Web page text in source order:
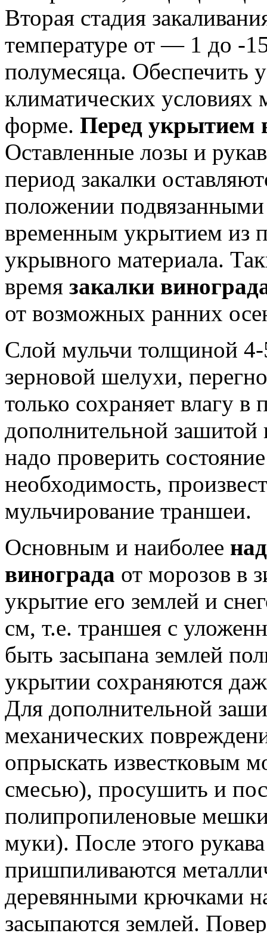
Вторая стадия
температуре от — 1 до -
полумесяца. Обеспечить
климатических
форме. Перед укрытием
Оставленные лозы и
период закалки
положении
временным укрытием из
укрывного материала.
время закалки
от возможных ранних
Слой мульчи толщиной
зерновой шелухи,
только сохраняет влагу в
дополнительной
надо проверить
необходимость,
мульчирование траншеи.
Основным и наиболее
винограда от морозов в
укрытие его землей и
см, т.е. траншея с
быть засыпана землей
укрытии сохраняются
Для дополнительной
механических
опрыскать известковым
смесью), просушить и
полипропиленовые
муки). После этого
пришпиливаются
деревянными крючками
засыпаются землей.